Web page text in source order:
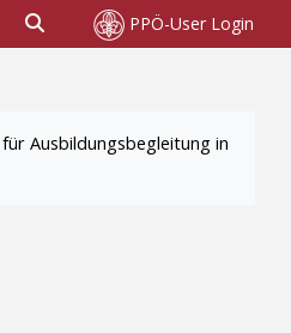
Sucheingabe umschalten
PPÖ-User Login
Ausbildungsbegleitung in